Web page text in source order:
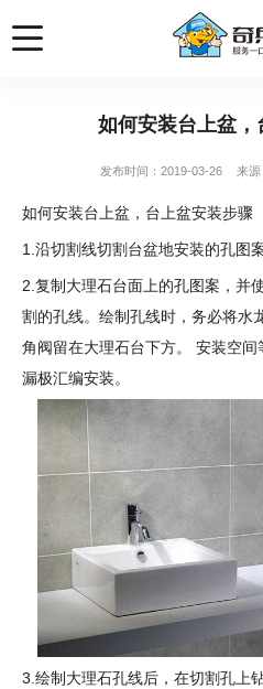
如何安装台上盆
发布时间：2019-03-26 来源
如何安装台上盆，台上盆安装步骤
1.沿切割线切割台盆地安装的孔图
2.复制大理石台面上的孔图案，并
割的孔线。绘制孔线时，务必将水
角阀留在大理石台下方。 安装空
漏极汇编安装。
3.绘制大理石孔线后，在切割孔上